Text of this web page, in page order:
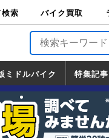
索 バイク買取
バイク買取
ミドルバイク
ミドルバイク
ダ
ハ
キ
サキ
特集記事
報局
グ